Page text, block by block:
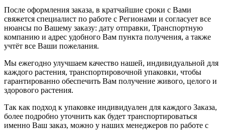
После оформления заказа, в кратчайшие сроки с Вами
свяжется специалист по работе с Регионами и согласует все
нюансы по Вашему заказу: дату отправки, Транспортную
компанию и адрес удобного Вам пункта получения, а также
учтёт все Ваши пожелания.
Мы ежегодно улучшаем качество нашей, индивидуальной для
каждого растения, транспортировочной упаковки, чтобы
гарантированно обеспечить Вам получение живого, целого и
здорового растения.
Так как подход к упаковке индивидуален для каждого Заказа,
более подробно уточнить как будет транспортироваться
именно Ваш заказ, можно у наших менеджеров по работе с